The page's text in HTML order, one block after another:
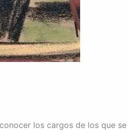
los cargos de los que